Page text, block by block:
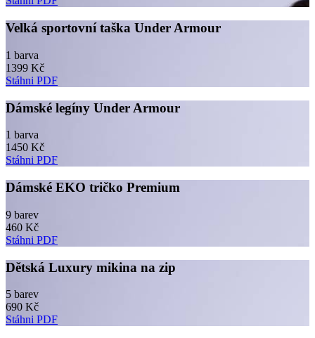
Velká sportovní taška Under Armour
1 barva
1399 Kč
Stáhni PDF
Dámské legíny Under Armour
1 barva
1450 Kč
Stáhni PDF
Dámské EKO tričko Premium
9 barev
460 Kč
Stáhni PDF
Dětská Luxury mikina na zip
5 barev
690 Kč
Stáhni PDF